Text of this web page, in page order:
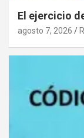
El ejercicio
agosto 7, 2026